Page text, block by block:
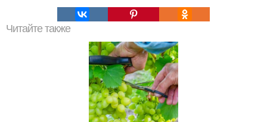
Читайте также